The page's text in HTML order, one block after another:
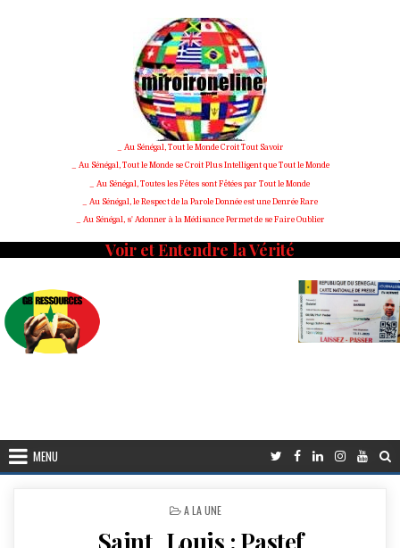
_ Au Sénégal, Tout le Monde Croit Tout Savoir
_ Au Sénégal, Tout le Monde se Croit Plus Intelligent que Tout le Monde
_ Au Sénégal, Toutes les Fêtes sont Fêtées par Tout le Monde
_ Au Sénégal, le Respect de la Parole Donnée est une Denrée Rare
_ Au Sénégal, s' Adonner à la Médisance Permet de se Faire Oublier
Voir et Entendre la Vérité
MENU
POSTED
A LA UNE
Saint_Louis : Pastef